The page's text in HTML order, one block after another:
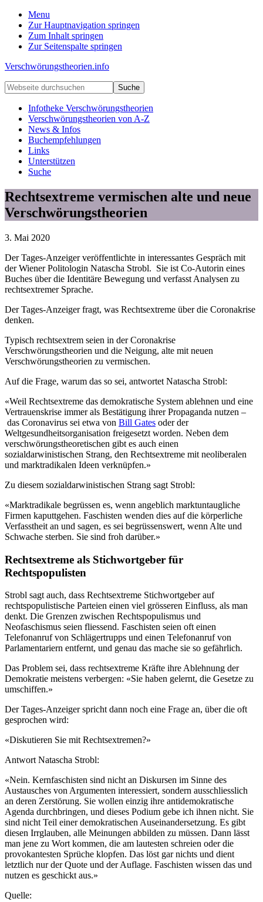
Menu
Zur Hauptnavigation springen
Zum Inhalt springen
Zur Seitenspalte springen
Verschwörungstheorien.info
Beiträge
zu
Merkmalen,
Funktionen
Risiken
konspirationistischen
Denkens
Webseite
durchsuchen
Infotheke Verschwörungstheorien
Verschwörungstheorien von A-Z
News & Infos
Buchempfehlungen
Links
Unterstützen
Suche
Rechtsextreme vermischen alte und neue
Verschwörungstheorien
3. Mai 2020
Der Tages-Anzeiger veröffentlichte in interessantes Gespräch mit
der Wiener Politologin Natascha Strobl. Sie ist Co-Autorin eines
Buches über die Identitäre Bewegung und verfasst Analysen zu
rechtsextremer Sprache.
Der Tages-Anzeiger fragt, was Rechtsextreme über die Coronakrise
denken.
Typisch rechtsextrem seien in der Coronakrise
Verschwörungstheorien und die Neigung, alte mit neuen
Verschwörungstheorien zu vermischen.
Auf die Frage, warum das so sei, antwortet Natascha Strobl:
«Weil Rechtsextreme das demokratische System ablehnen und eine
Vertrauenskrise immer als Bestätigung ihrer Propaganda nutzen –
das Coronavirus sei etwa von Bill Gates oder der
Weltgesundheitsorganisation freigesetzt worden. Neben dem
verschwörungstheoretischen gibt es auch einen
sozialdarwinistischen Strang, den Rechtsextreme mit neoliberalen
und marktradikalen Ideen verknüpfen.»
Zu diesem sozialdarwinistischen Strang sagt Strobl:
«Marktradikale begrüssen es, wenn angeblich marktuntaugliche
Firmen kaputtgehen. Faschisten wenden dies auf die körperliche
Verfasstheit an und sagen, es sei begrüssenswert, wenn Alte und
Schwache sterben. Sie sind froh darüber.»
Rechtsextreme als Stichwortgeber für
Rechtspopulisten
Strobl sagt auch, dass Rechtsextreme Stichwortgeber auf
rechtspopulistische Parteien einen viel grösseren Einfluss, als man
denkt. Die Grenzen zwischen Rechtspopulismus und
Neofaschismus seien fliessend. Faschisten seien oft einen
Telefonanruf von Schlägertrupps und einen Telefonanruf von
Parlamentariern entfernt, und genau das mache sie so gefährlich.
Das Problem sei, dass rechtsextreme Kräfte ihre Ablehnung der
Demokratie meistens verbergen: «Sie haben gelernt, die Gesetze zu
umschiffen.»
Der Tages-Anzeiger spricht dann noch eine Frage an, über die oft
gesprochen wird:
«Diskutieren Sie mit Rechtsextremen?»
Antwort Natascha Strobl:
«Nein. Kernfaschisten sind nicht an Diskursen im Sinne des
Austausches von Argumenten interessiert, sondern ausschliesslich
an deren Zerstörung. Sie wollen einzig ihre antidemokratische
Agenda durchbringen, und dieses Podium gebe ich ihnen nicht. Sie
sind nicht Teil einer demokratischen Auseinandersetzung. Es gibt
diesen Irrglauben, alle Meinungen abbilden zu müssen. Dann lässt
man jene zu Wort kommen, die am lautesten schreien oder die
provokantesten Sprüche klopfen. Das löst gar nichts und dient
letztlich nur der Quote und der Auflage. Faschisten wissen das und
nutzen es geschickt aus.»
Quelle: